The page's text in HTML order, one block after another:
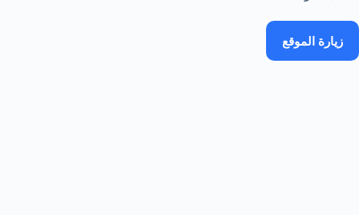
زيارة الموقع